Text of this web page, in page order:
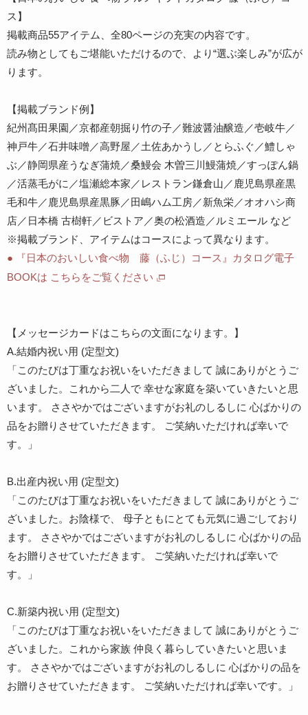
ス】
掲載商品55アイテム、全80ページの充実の内容です。
読み物としてもご堪能いただけるので、より“選ぶ楽しみ”が広が
ります。
【掲載ブランド例】
紀州髙田果園／京都産朝掘り竹の子／難波醤油醸造／壱岐牛／
神戸牛／石井味噌／高野屋／土佐あかうし／とらふぐ／鱧しゃ
ぶ／静岡県産うなぎ蒲焼／桑鰻会 木曽三川鰻蒲焼／すっぽん鍋
／活蒸毛がに／塩瀬総本家／レストラン鎌倉山／鹿児島県産黒
毛和牛／鹿児島県産黒豚／田嶋ハム工房／新魚栄／オオハシ商
店／日本橋 古樹軒／ビストア／奥の松酒造／ルミエール など
※掲載ブランド、アイテムはコースによって異なります。
● 『日本のおいしい食べ物 藤（ふじ）コース』カタログ電子
BOOKは こちらをご覧ください
【メッセージカードはこちらの文面になります。】
A.結婚内祝い用 (定型文)
「このたびは丁重なお祝いをいただきまして 誠にありがとうご
ざいました。これから二人で 幸せな家庭を築いていきたいと思
います。 ささやかではございますがお礼のしるしに 心ばかりの
品をお贈りさせていただきます。 ご笑納いただければ幸いで
す。」
B.出産内祝い用 (定型文)
「このたびは丁重なお祝いをいただきまして 誠にありがとうご
ざいました。お陰様で、 母子ともにとても元気に過ごしており
ます。 ささやかではございますがお礼のしるしに 心ばかりの品
をお贈りさせていただきます。 ご笑納いただければ幸いで
す。」
C.新築内祝い用 (定型文)
「このたびは丁重なお祝いをいただきまして 誠にありがとうご
ざいました。これから家族 仲良く暮らしていきたいと思いま
す。 ささやかではございますがお礼のしるしに 心ばかりの品を
お贈りさせていただきます。 ご笑納いただければ幸いです。」